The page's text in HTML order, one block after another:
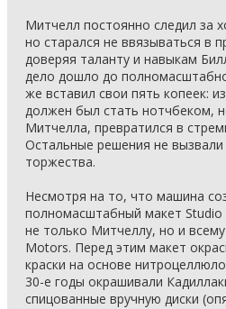
Митчелл постоянно следил за
но старался не ввязываться в
доверяя таланту и навыкам
дело дошло до
же вставил свои пять копеек:
должен был стать нотчбеком,
Митчелла, превратился в
Остальные решения не вызвали
торжества.
Несмотря на то, что машина
полномасштабный макет Studio
не только Митчеллу, но и
Motors. Перед этим макет
краски на основе
30-е годы окрашивали
спицованные вручную диски